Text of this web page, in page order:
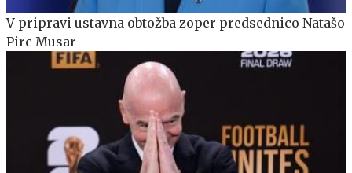
V pripravi ustavna obtožba zoper predsednico Natašo
Pirc Musar